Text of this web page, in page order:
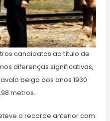
candidatos ao título de
diferenças significativas,
belga dos anos 1930
metros.
o recorde anterior com